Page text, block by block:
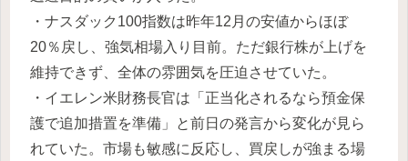
・ナスダック100指数は昨年12月の安値からほぼ
20％戻し、強気相場入り目前。ただ銀行株が上げを
維持できず、全体の雰囲気を圧迫させていた。
・イエレン米財務長官は「正当化されるなら預金保
護で追加措置を準備」と前日の発言から変化が見ら
れていた。市場も敏感に反応し、買戻しが強まる場